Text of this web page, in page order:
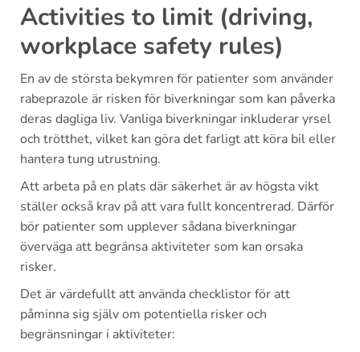
Activities to limit (driving,
workplace safety rules)
En av de största bekymren för patienter som använder
rabeprazole är risken för biverkningar som kan påverka
deras dagliga liv. Vanliga biverkningar inkluderar yrsel
och trötthet, vilket kan göra det farligt att köra bil eller
hantera tung utrustning.
Att arbeta på en plats där säkerhet är av högsta vikt
ställer också krav på att vara fullt koncentrerad. Därför
bör patienter som upplever sådana biverkningar
överväga att begränsa aktiviteter som kan orsaka
risker.
Det är värdefullt att använda checklistor för att
påminna sig själv om potentiella risker och
begränsningar i aktiviteter: